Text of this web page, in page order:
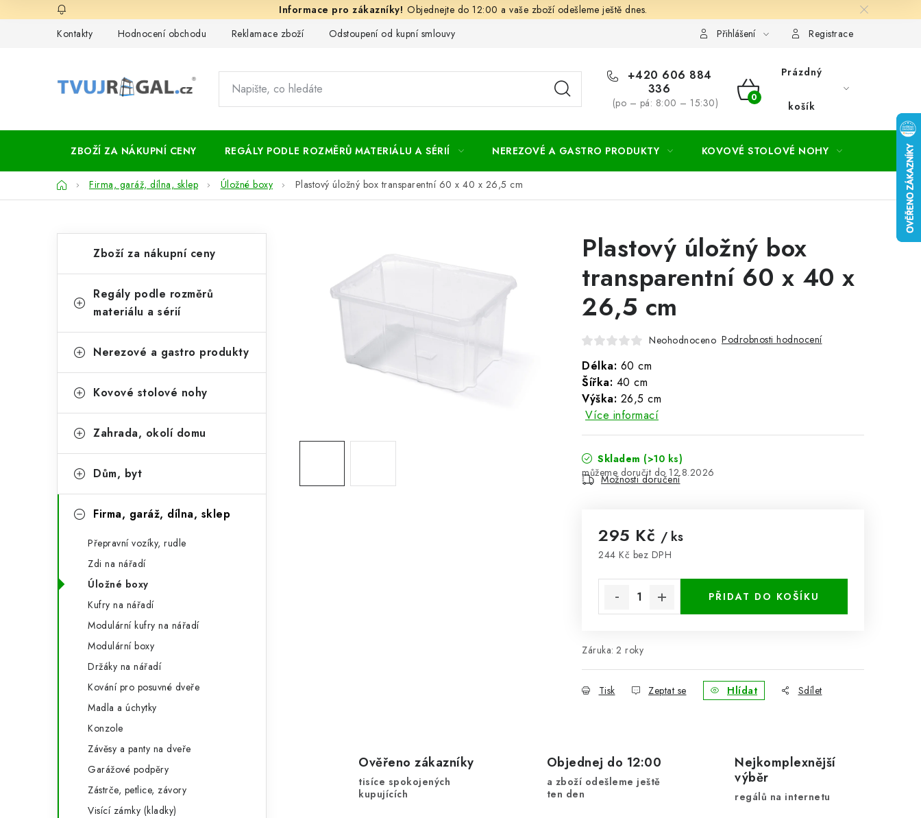
na
Objednejte do 12:00 a vaše zboží odešleme ještě dnes.
Kontakty
Hodnocení obchodu Reklamace zboží Odstoupení od kupní smlouvy Obchodní a dodací podmínky Ochrana osobních údajú
Přihlášení Registrace
+420 606 884
336
(po – pá: 8:00 – 15:30)
NÁKUPNÍ
Prázdný
košík
ZBOŽÍ ZA NÁKUPNÍ CENY REGÁLY PODLE ROZMĚRŮ MATERIÁLU A SÉRIÍ NEREZOVÉ A GASTRO PRODUKTY KOVOVÉ STOLOVÉ NOHY
DomůFirma, garáž, dílna, sklep Úložné boxy Plastový úložný box transparentní 60 x 40 x 26,5 cm
o
t
a
í
l
kategorie
a
g
r
Zboží za nákupní ceny
Regály podle rozměrů
materiálu a sérií
Nerezové a gastro produkty
Kovové stolové nohy
Zahrada, okolí domu
Dům, byt
Firma, garáž, dílna, sklep
Přepravní vozíky, rudle
Zdi na nářadí
Úložné boxy
Kufry na nářadí
Modulární kufry na nářadí
Modulární boxy
Držáky na nářadí
Kování pro posuvné dveře
Madla a úchytky
Konzole
Závěsy a panty na dveře
Garážové podpěry
Zástrče, petlice, závory
Visící zámky (kladky)
Plastový úložný box
transparentní 60 x 40 x
26,5 cm
Neohodnoceno Podrobnosti hodnocení
Délka: 60 cm
Šířka: 40 cm
Výška: 26,5 cm
Více informací
Skladem (>10 ks)
12.8.2026
Možnosti doručení
295 Kč / ks
244 Kč bez DPH
PŘIDAT DO KOŠÍKU
Záruka: 2 roky
Tisk Zeptat se Hlídat Sdílet
Ověřeno zákazníky
tisíce spokojených
kupujících
Objednej do 12:00
a zboží odešleme ještě
ten den
Nejkomplexnější
výběr
regálů na internetu